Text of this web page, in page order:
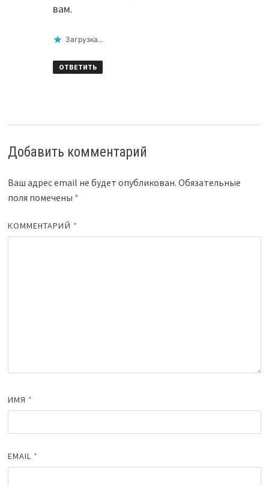
вам.
Загрузка...
ОТВЕТИТЬ
Добавить комментарий
Ваш адрес email не будет опубликован. Обязательные
поля помечены *
КОММЕНТАРИЙ *
ИМЯ *
EMAIL *